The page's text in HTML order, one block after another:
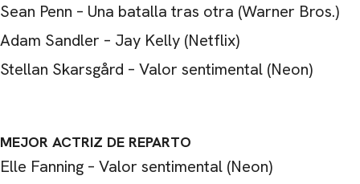
Sean Penn – Una batalla tras otra (Warner Bros.)
Adam Sandler – Jay Kelly (Netflix)
Stellan Skarsgård – Valor sentimental (Neon)
MEJOR ACTRIZ DE REPARTO
Elle Fanning – Valor sentimental (Neon)